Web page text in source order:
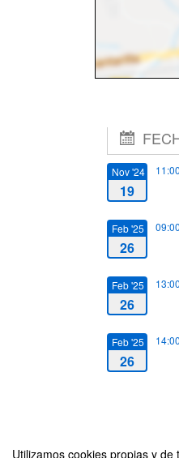
Utilizamos cookies propias y
Nov '24
19
11:00
Feb '25
26
09:00
Feb '25
26
13:00
Feb '25
26
14:00
¡Potencia tu